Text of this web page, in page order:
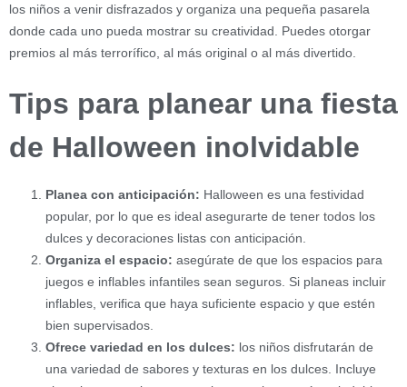
los niños a venir disfrazados y organiza una pequeña pasarela
donde cada uno pueda mostrar su creatividad. Puedes otorgar
premios al más terrorífico, al más original o al más divertido.
Tips para planear una fiesta
de Halloween inolvidable
Planea con anticipación: Halloween es una festividad
popular, por lo que es ideal asegurarte de tener todos los
dulces y decoraciones listas con anticipación.
Organiza el espacio: asegúrate de que los espacios para
juegos e inflables infantiles sean seguros. Si planeas incluir
inflables, verifica que haya suficiente espacio y que estén
bien supervisados.
Ofrece variedad en los dulces: los niños disfrutarán de
una variedad de sabores y texturas en los dulces. Incluye